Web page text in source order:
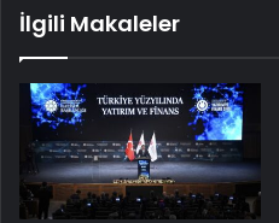
İlgili Makaleler